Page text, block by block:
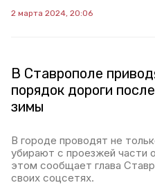
2 марта 2024, 20:06
В Ставрополе
порядок дороги после
зимы
В городе проводят не
убирают с проезжей части
этом сообщает глава
своих соцсетях.